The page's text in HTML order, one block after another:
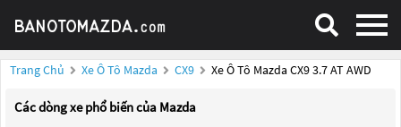
Trang Chủ Xe Ô Tô Mazda CX9 Xe Ô Tô Mazda CX9 3.7 AT AWD
Các dòng xe phổ biến của Mazda